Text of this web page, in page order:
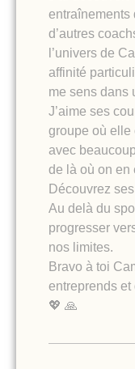
entraînements
d’autres
l’univers de
affinité
me sens dans
J’aime ses
groupe où elle
avec
de là où on en
Découvrez
Au delà du
progresser
nos limites.
Bravo à toi
entreprends et
💖 🙏